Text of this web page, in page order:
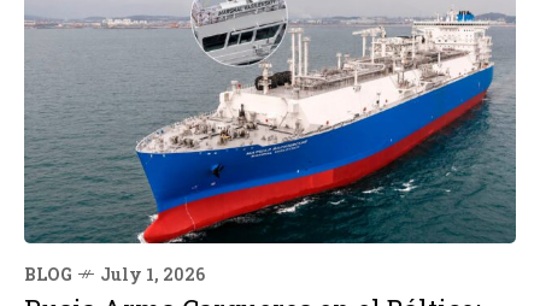
BLOG July 1, 2026